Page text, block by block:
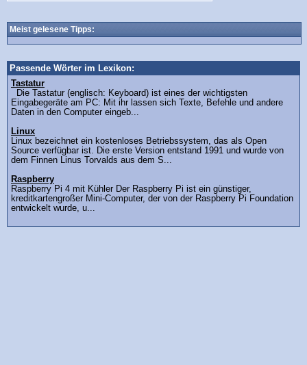
Meist gelesene Tipps:
Passende Wörter im Lexikon:
Tastatur
Die Tastatur (englisch: Keyboard) ist eines der wichtigsten
Eingabegeräte am PC: Mit ihr lassen sich Texte, Befehle und andere
Daten in den Computer eingeb...
Linux
Linux bezeichnet ein kostenloses Betriebssystem, das als Open
Source verfügbar ist. Die erste Version entstand 1991 und wurde von
dem Finnen Linus Torvalds aus dem S...
Raspberry
Raspberry Pi 4 mit Kühler Der Raspberry Pi ist ein günstiger,
kreditkartengroßer Mini-Computer, der von der Raspberry Pi Foundation
entwickelt wurde, u...